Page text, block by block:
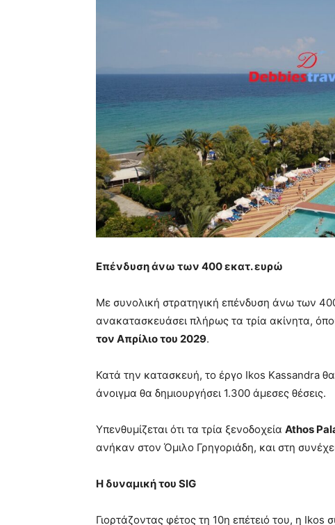
Επένδυση άνω των 400 εκατ. ευρώ
Με συνολική στρατηγική επένδυση άνω των
ανακατασκευάσει πλήρως τα τρία ακίνητα,
τον Απρίλιο του 2029.
Κατά την κατασκευή, το έργο Ikos Kassandra
άνοιγμα θα δημιουργήσει 1.300 άμεσες θέσεις.
Υπενθυμίζεται ότι τα τρία ξενοδοχεία Athos
ανήκαν στον Όμιλο Γρηγοριάδη, και στη
Η δυναμική του SIG
Γιορτάζοντας φέτος τη 10η επέτειό του, η Ikos